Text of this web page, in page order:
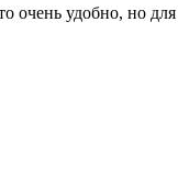
очень удобно, но